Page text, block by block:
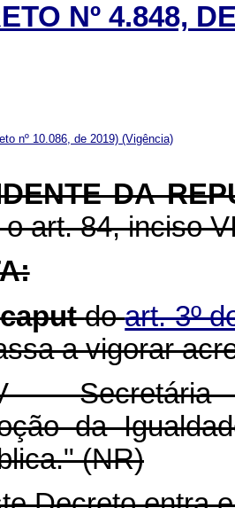
Nº 4.848,
nº 10.086, de 2019) (Vigência)
DA
art. 84, inciso
caputdoart. 3º
a vigorar
- Secretária
da
(NR)